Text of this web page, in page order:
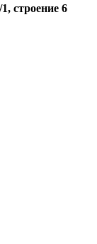
строение 6